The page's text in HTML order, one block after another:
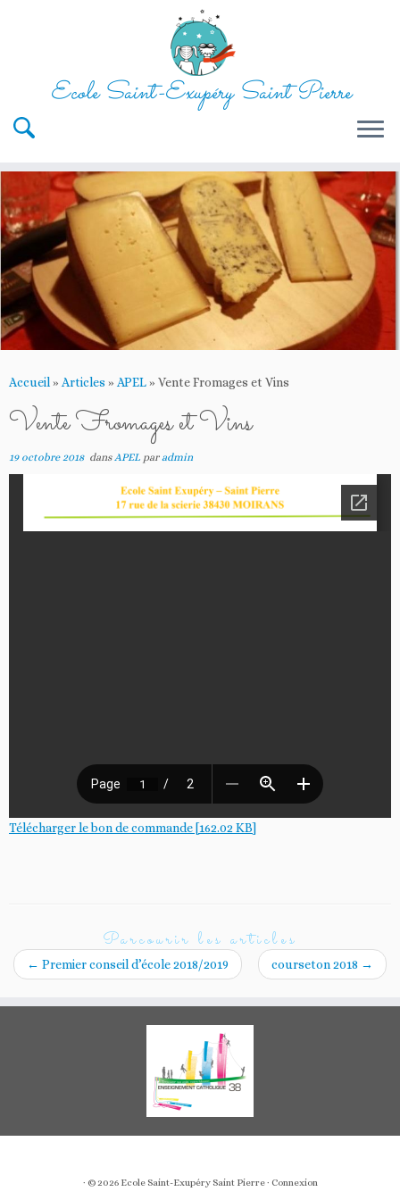
au
contenu
Ecole Saint-Exupéry Saint Pierre
Accueil » Articles » APEL» Vente Fromages et Vins
Vente Fromages et Vins
19 octobre 2018dansAPEL paradmin
Télécharger le bon de commande [162.02 KB]
Parcourir les articles
← Premier conseil d’école 2018/2019 courseton 2018 →
· © 2026 Ecole Saint-Exupéry Saint Pierre· Connexion